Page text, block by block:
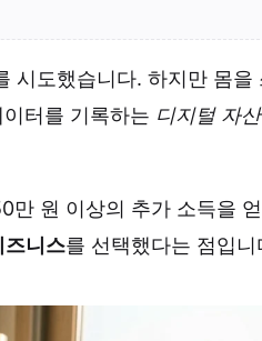
시도했습니다. 하지만 몸을
터를 기록하는 디지털 자산
원 이상의 추가 소득을
즈니스를 선택했다는 점입니